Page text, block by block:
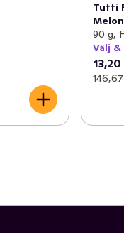
Tutti
Melon
90 g,
Välj &